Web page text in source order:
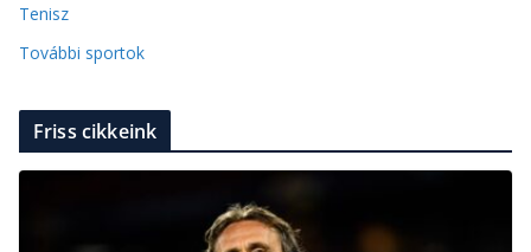
Tenisz
További sportok
Friss cikkeink